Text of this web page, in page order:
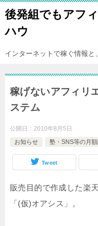
後発組でもアフ
ハウ
インターネットで稼ぐ情報
稼げないアフィリ
ステム
公開日： 2010年8月5日
お知らせ
塾・SNS等の月
Tweet
販売目的で作成した楽
「(仮)オアシス」。